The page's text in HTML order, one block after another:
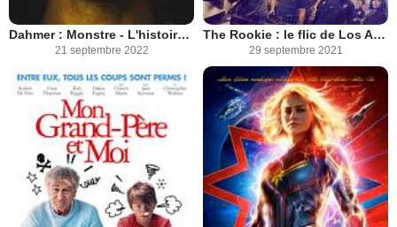
Dahmer : Monstre - L'histoire de Jeffrey Dahmer
21 septembre 2022
The Rookie : le flic de Los Angeles
29 septembre 2021